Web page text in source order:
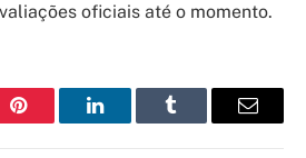
oficiais até o momento.
Pinterest LinkedInTumblr Email